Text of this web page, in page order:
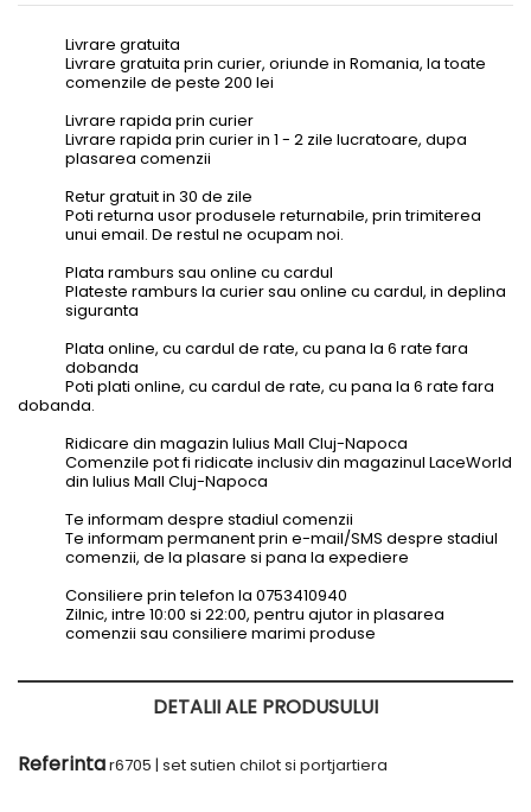
Livrare gratuita
Livrare gratuita prin curier, oriunde in Romania, la toate
comenzile de peste 200 lei
Livrare rapida prin curier
Livrare rapida prin curier in 1 - 2 zile lucratoare, dupa
plasarea comenzii
Retur gratuit in 30 de zile
Poti returna usor produsele returnabile, prin trimiterea
unui email. De restul ne ocupam noi.
Plata ramburs sau online cu cardul
Plateste ramburs la curier sau online cu cardul, in deplina
siguranta
Plata online, cu cardul de rate, cu pana la 6 rate fara
dobanda
Poti plati online, cu cardul de rate, cu pana la 6 rate fara
dobanda.
Ridicare din magazin Iulius Mall Cluj-Napoca
Comenzile pot fi ridicate inclusiv din magazinul LaceWorld
din Iulius Mall Cluj-Napoca
Te informam despre stadiul comenzii
Te informam permanent prin e-mail/SMS despre stadiul
comenzii, de la plasare si pana la expediere
Consiliere prin telefon la 0753410940
Zilnic, intre 10:00 si 22:00, pentru ajutor in plasarea
comenzii sau consiliere marimi produse
DETALII ALE PRODUSULUI
Referintar6705 | set sutien chilot si portjartiera